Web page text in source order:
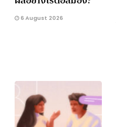
6 August 2026